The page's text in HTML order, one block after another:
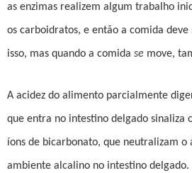
as enzimas realizem algum trabalho
os carboidratos, e então a comida
isso, mas quando a comida se move,
A acidez do alimento parcialmente
que entra no intestino delgado sinaliza
íons de bicarbonato, que neutralizam o
ambiente alcalino no intestino delgado.